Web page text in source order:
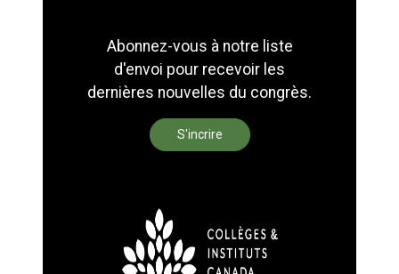
Abonnez-vous à notre liste
d'envoi pour recevoir les
dernières nouvelles du congrès.
S'incrire